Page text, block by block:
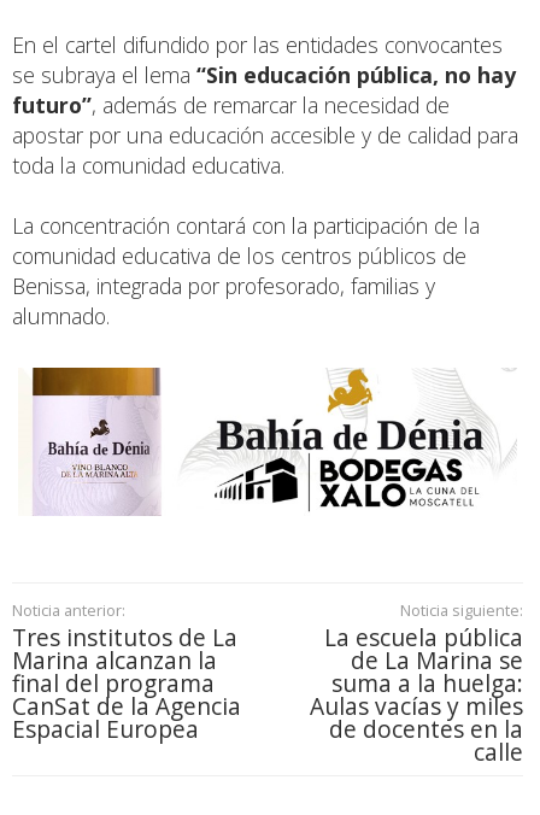
En el cartel difundido por las entidades convocantes
se subraya el lema “Sin educación pública, no hay
futuro”, además de remarcar la necesidad de
apostar por una educación accesible y de calidad para
toda la comunidad educativa.
La concentración contará con la participación de la
comunidad educativa de los centros públicos de
Benissa, integrada por profesorado, familias y
alumnado.
Noticia anterior:
Tres institutos de La
Marina alcanzan la
final del programa
CanSat de la Agencia
Espacial Europea
Noticia siguiente:
La escuela pública
de La Marina se
suma a la huelga:
Aulas vacías y miles
de docentes en la
calle